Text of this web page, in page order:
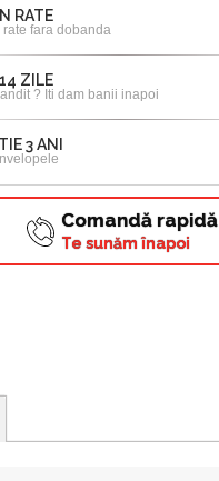
RATE
rate fara dobanda
ZILE
? Iti dam banii inapoi
3 ANI
Comandă rapidă
Te sunăm înapoi